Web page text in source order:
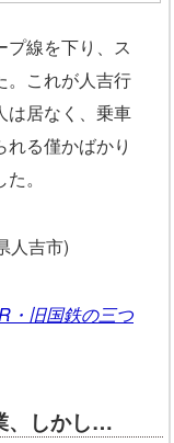
線を下り、ス
。これが人吉行
は居なく、乗車
る僅かばかり
。
人吉市)
・旧国鉄の三つ
、しかし…